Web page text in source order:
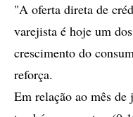
"A oferta direta de
varejista é hoje um
crescimento do
reforça.
Em relação ao mês